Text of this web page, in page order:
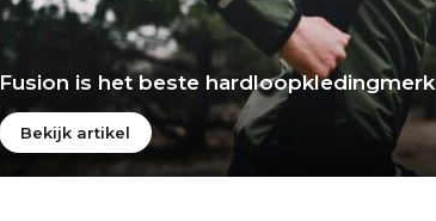
Fusion is het beste hardloopkledingmerk
Bekijk artikel